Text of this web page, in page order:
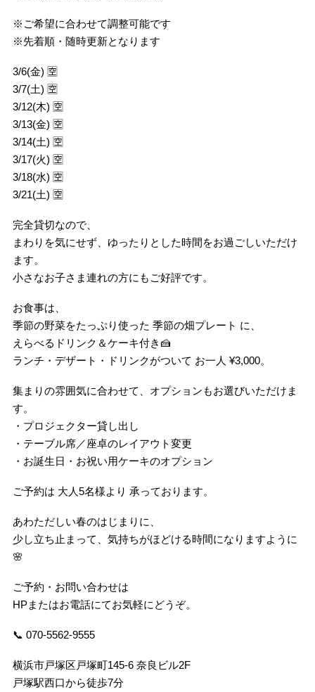
※ご希望に合わせて調整可能です
※先着順・随時更新となります
3/6(金) 🈳
3/7(土) 🈳
3/12(木) 🈳
3/13(金) 🈳
3/14(土) 🈳
3/17(火) 🈳
3/18(水) 🈳
3/21(土) 🈳
完全貸切なので、
まわりを気にせず、ゆったりとした時間をお過ごしいただけ
ます。
小さなお子さま連れの方にもご好評です。
お食事は、
季節の野菜をたっぷり使った 季節の畑プレート に、
えらべるドリンク＆ケーキ付き🍰
ランチ・デザート・ドリンクがついて お一人 ¥3,000。
集まりの雰囲気に合わせて、オプションもお選びいただけま
す。
・プロジェクター貸し出し
・テーブル席／座卓のレイアウト変更
・お誕生日・お祝い用ケーキのオプション
ご予約は 大人5名様より 承っております。
あわただしい春のはじまりに、
少し立ち止まって、気持ちがほどける時間になりますように
🌸
ご予約・お問い合わせは
HPまたはお電話にてお気軽にどうぞ。
📞 070-5562-9555
横浜市戸塚区戸塚町145-6 奈良ビル2F
戸塚駅西口から徒歩7分